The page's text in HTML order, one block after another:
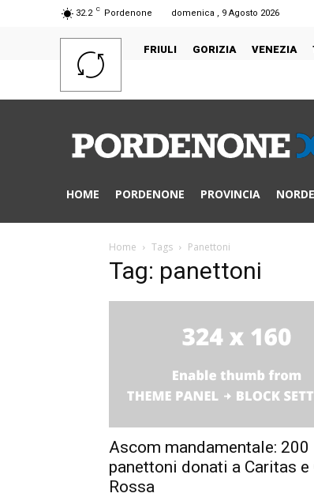
32.2 C Pordenone domenica , 9 Agosto 2026
FRIULI GORIZIA VENEZIA
HOME PORDENONE PROVINCIA
Home Tags Panettoni
Tag: panettoni
Ascom mandamentale: 200
panettoni donati a Caritas e
Rossa